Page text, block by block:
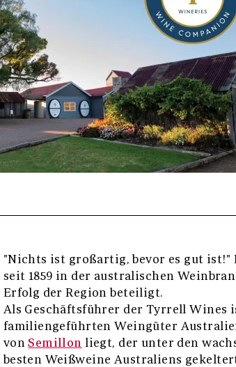
"Nichts ist großartig, bevor es gut ist!"
seit 1859 in der australischen
Erfolg der Region beteiligt.
Als Geschäftsführer der Tyrrell Wines
familiengeführten Weingüter
vonSemillon liegt, der unter den
besten Weißweine Australiens